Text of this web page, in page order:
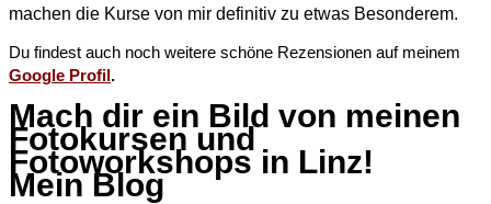
machen die Kurse von mir definitiv zu etwas Besonderem.
Du findest auch noch weitere schöne Rezensionen auf meinem
Google Profil .
Mach dir ein Bild von meinen
Fotokursen und
Fotoworkshops in Linz!
Mein Blog